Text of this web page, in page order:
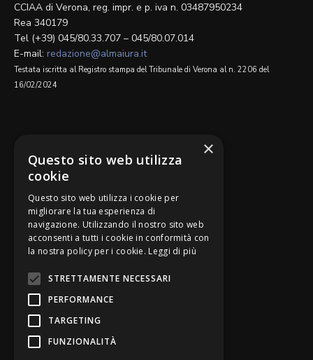
CCIAA di Verona, reg. impr. e p. iva n. 03487950234
Rea 340179
Tel (+39) 045/80.33.707 – 045/80.07.014
E-mail: redazione@almaiura.it
Testata iscritta al Registro stampa del Tribunale di Verona al n. 2206 del
16/02/2024
Be Bankers è ideato da
×
Questo sito web utilizza
cookie
Questo sito web utilizza i cookie per
migliorare la tua esperienza di
navigazione. Utilizzando il nostro sito web
acconsenti a tutti i cookie in conformità con
la nostra policy per i cookie. Leggi di più
STRETTAMENTE NECESSARI
PERFORMANCE
TARGETING
FUNZIONALITÀ